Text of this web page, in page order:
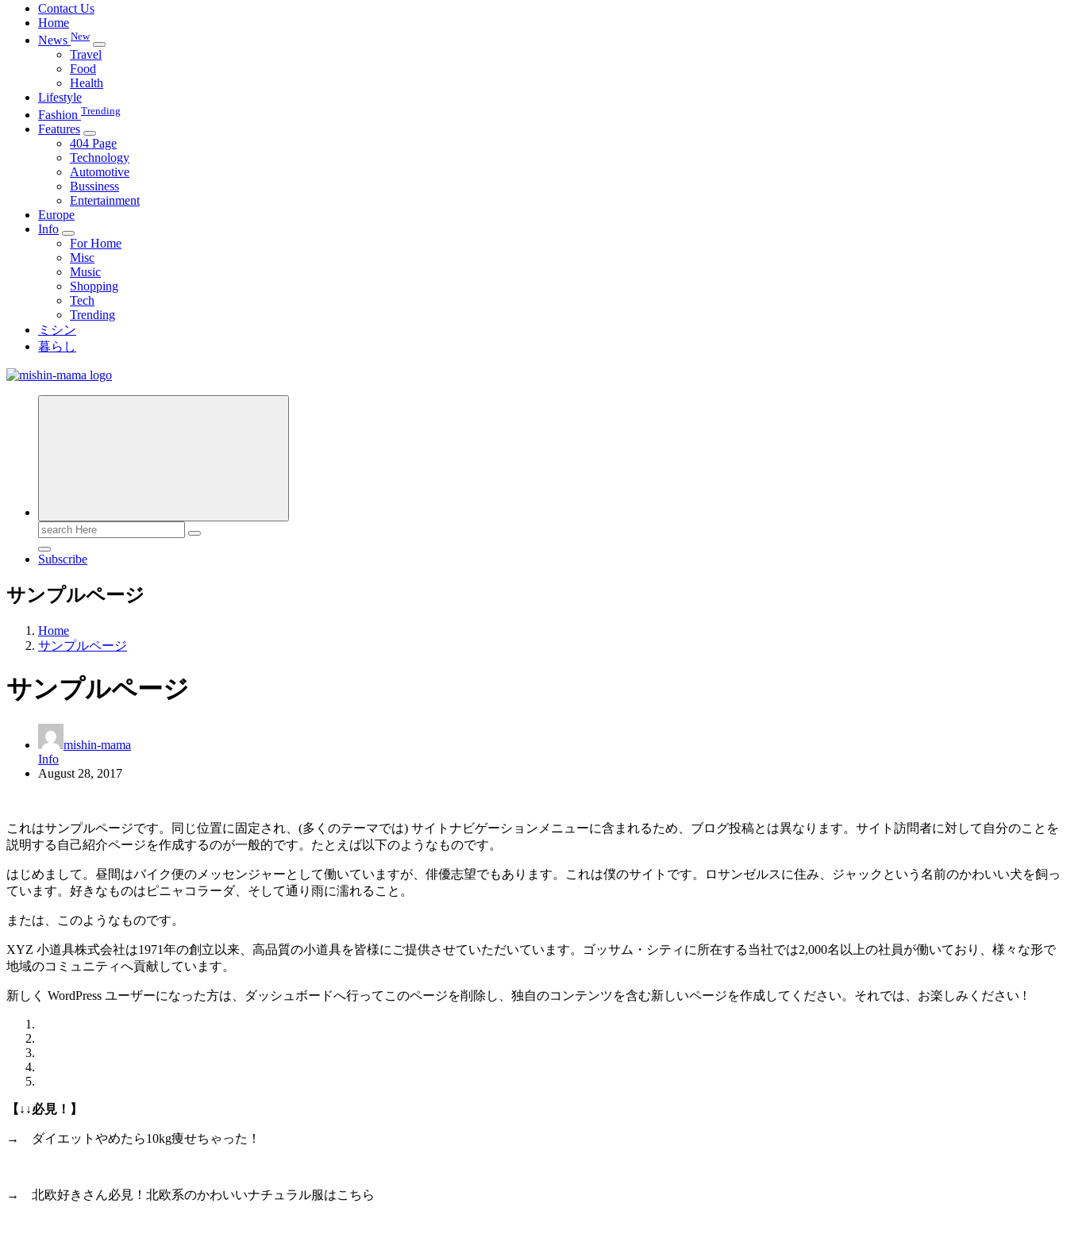
Contact Us
Home
News New
Travel
Food
Health
Lifestyle
Fashion Trending
Features
404 Page
Technology
Automotive
Bussiness
Entertainment
Europe
Info
For Home
Misc
Music
Shopping
Tech
Trending
ミシン
暮らし
Search
for:
Subscribe
サンプルページ
Home
サンプルページ
サンプルページ
mishin-mama
Info
August 28, 2017
これはサンプルページです。同じ位置に固定され、(多くのテーマでは) サイトナビゲーションメニューに含まれるため、ブログ投稿とは異なります。サイト訪問者に対して自分のことを
説明する自己紹介ページを作成するのが一般的です。たとえば以下のようなものです。
はじめまして。昼間はバイク便のメッセンジャーとして働いていますが、俳優志望でもあります。これは僕のサイトです。ロサンゼルスに住み、ジャックという名前のかわいい犬を飼っ
ています。好きなものはピニャコラーダ、そして通り雨に濡れること。
または、このようなものです。
XYZ 小道具株式会社は1971年の創立以来、高品質の小道具を皆様にご提供させていただいています。ゴッサム・シティに所在する当社では2,000名以上の社員が働いており、様々な形で
地域のコミュニティへ貢献しています。
新しく WordPress ユーザーになった方は、ダッシュボードへ行ってこのページを削除し、独自のコンテンツを含む新しいページを作成してください。それでは、お楽しみください !
【↓↓必見！】
→ ダイエットやめたら10kg痩せちゃった！
→ 北欧好きさん必見！北欧系のかわいいナチュラル服はこちら